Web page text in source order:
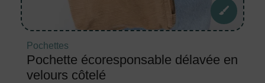
Pochettes
Pochette écoresponsable délavée en
velours côtelé